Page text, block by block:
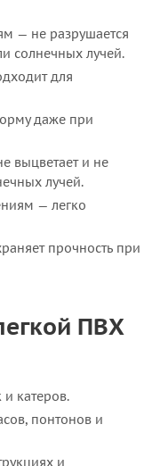
— не разрушается
солнечных лучей.
для
даже при
выцветает и не
лучей.
— легко
прочность при
ПВХ
катеров.
понтонов и
и